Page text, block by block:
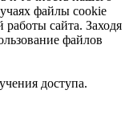
обеспечения
Файлы cookie
для того,
точность нашего
файлы cookie
сайта. Заходя
файлов